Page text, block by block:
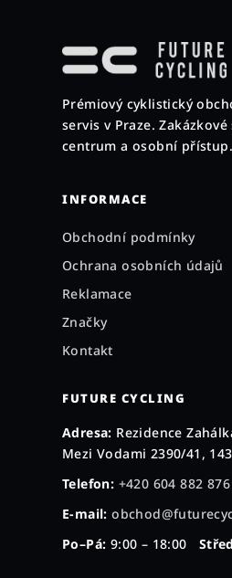
Prémiový cyklistický
servis v Praze.
centrum a osobní přístup.
INFORMACE
Obchodní podmínky
Ochrana osobních údajů
Reklamace
Značky
Kontakt
FUTURE CYCLING
Adresa: Rezidence
Mezi Vodami 2390/41,
Telefon: +420 604 882 876
E-mail:
Po–Pá: 9:00 – 18:00